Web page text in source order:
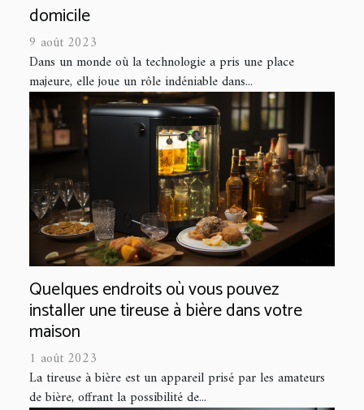
domicile
9 août 2023
Dans un monde où la technologie a pris une place
majeure, elle joue un rôle indéniable dans...
Quelques endroits où vous pouvez
installer une tireuse à bière dans votre
maison
1 août 2023
La tireuse à bière est un appareil prisé par les amateurs
de bière, offrant la possibilité de...